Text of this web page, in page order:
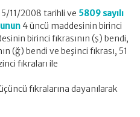
11/2008 tarihli ve 5809 sayılı
4 üncü maddesinin birinci
birinci fıkrasının (ş) bendi,
(ğ) bendi ve beşinci fıkrası, 51
fıkraları ile
fıkralarına dayanılarak